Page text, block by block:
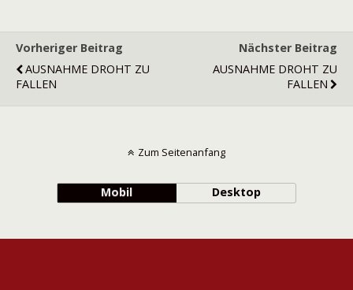
Vorheriger Beitrag
AUSNAHME DROHT ZU
FALLEN
Nächster Beitrag
AUSNAHME DROHT ZU
FALLEN
Zum Seitenanfang
Mobil Desktop